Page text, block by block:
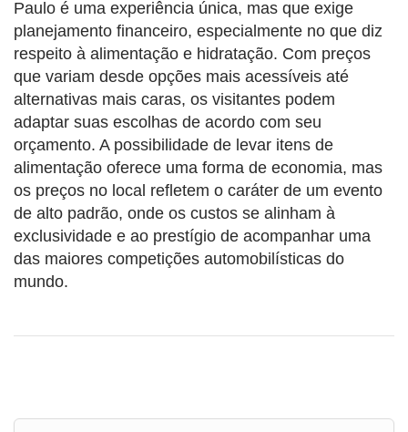
Paulo é uma experiência única, mas que exige
planejamento financeiro, especialmente no que diz
respeito à alimentação e hidratação. Com preços
que variam desde opções mais acessíveis até
alternativas mais caras, os visitantes podem
adaptar suas escolhas de acordo com seu
orçamento. A possibilidade de levar itens de
alimentação oferece uma forma de economia, mas
os preços no local refletem o caráter de um evento
de alto padrão, onde os custos se alinham à
exclusividade e ao prestígio de acompanhar uma
das maiores competições automobilísticas do
mundo.